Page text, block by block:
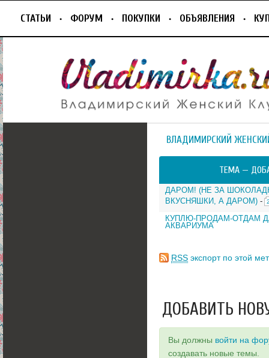
СТАТЬИ ФОРУМ ПОКУПКИ ОБЪЯВЛЕНИЯ
ВЛАДИМИРСКИЙ
ТЕМА —
ДАРОМ! (НЕ ЗА
ВКУСНЯШКИ, А ДАРОМ) -
КУПЛЮ-ПРОДАМ-ОТДАМ
АКВАРИУМА
RSS экспорт по этой
ДОБАВИТЬ
Вы должны войти на
создавать новые темы.